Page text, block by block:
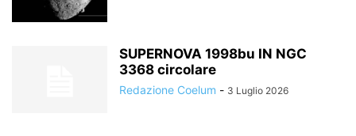
SUPERNOVA 1998bu IN NGC
3368 circolare
Redazione Coelum - 3 Luglio 2026